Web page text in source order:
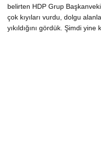
belirten HDP Grup
çok kıyıları vurdu, dolgu
yıkıldığını gördük. Şimdi yine